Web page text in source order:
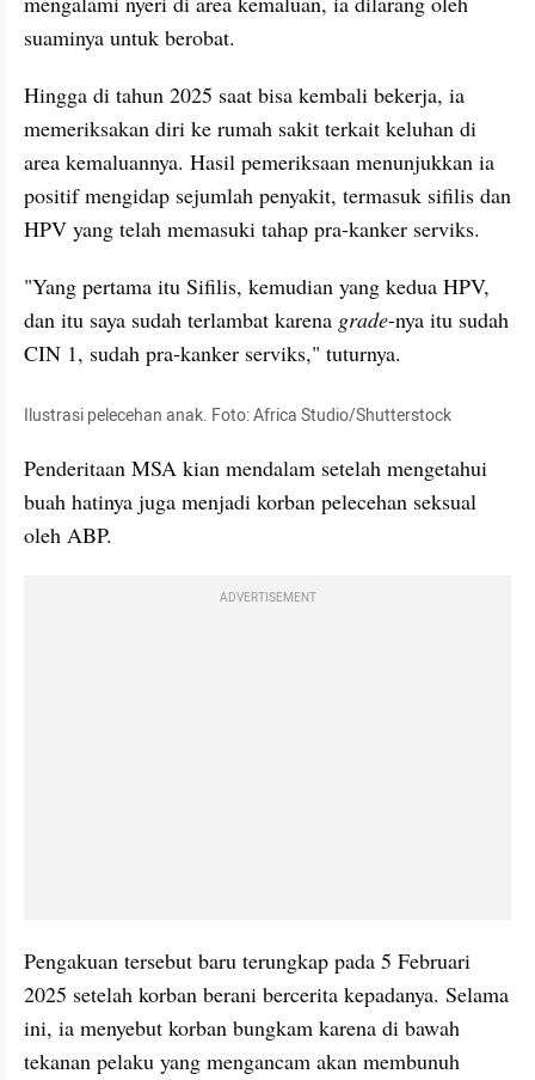
suaminya untuk berobat.
Hingga di tahun 2025 saat bisa kembali bekerja, ia
memeriksakan diri ke rumah sakit terkait keluhan di
area kemaluannya. Hasil pemeriksaan menunjukkan ia
positif mengidap sejumlah penyakit, termasuk sifilis dan
HPV yang telah memasuki tahap pra-kanker serviks.
"Yang pertama itu Sifilis, kemudian yang kedua HPV,
dan itu saya sudah terlambat karena grade-nya itu sudah
CIN 1, sudah pra-kanker serviks," tuturnya.
Ilustrasi pelecehan anak. Foto: Africa Studio/Shutterstock
Penderitaan MSA kian mendalam setelah mengetahui
buah hatinya juga menjadi korban pelecehan seksual
oleh ABP.
ADVERTISEMENT
Pengakuan tersebut baru terungkap pada 5 Februari
2025 setelah korban berani bercerita kepadanya. Selama
ini, ia menyebut korban bungkam karena di bawah
tekanan pelaku yang mengancam akan membunuh